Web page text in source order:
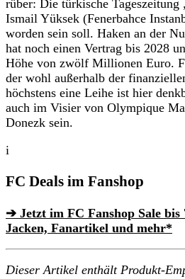
rüber: Die türkische Tageszeitung
Ismail Yüksek (Fenerbahce
worden sein soll. Haken an der
hat noch einen Vertrag bis 2028
Höhe von zwölf Millionen Euro.
der wohl außerhalb der
höchstens eine Leihe ist hier
auch im Visier von Olympique
Donezk sein.
i
FC Deals im Fanshop
➔ Jetzt im FC Fanshop Sale
Jacken, Fanartikel und mehr*
Dieser Artikel enthält Produkt-